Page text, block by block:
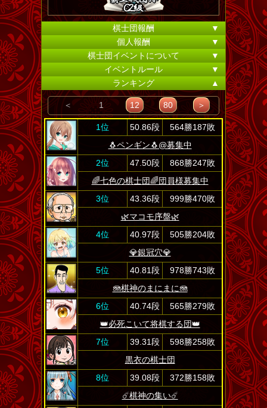
棋士団報酬
▼
個人報酬
▼
棋士団イベントについて
▼
イベントルール
▼
ランキング
▲
＜ 1 12 80 ＞
1位 50.86段
564勝187敗
🐧ペンギン🐧@募集中
2位
47.50段
868勝247敗
🌈七色の棋士団🌈団員様募集中
3位
43.36段
999勝470敗
🌿マコモ序盤🌿
4位
40.97段
505勝204敗
💎銀冠穴💎
5位
40.81段
978勝743敗
🪼棋神のまにまに🪼
6位
40.74段
565勝279敗
👑必死こいて将棋する団👑
7位
39.31段
598勝258敗
黒衣の棋士団
8位
39.08段
372勝158敗
☄️棋神の集い☄️